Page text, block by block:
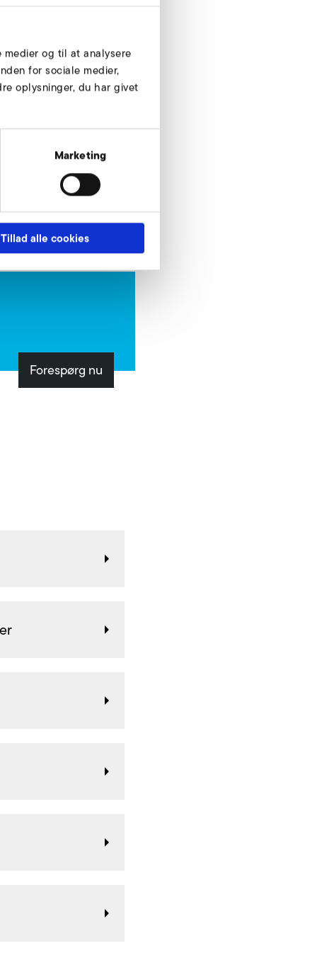
og til at analysere
for sociale medier,
oplysninger, du har givet
Marketing
Tillad alle cookies
Forespørg nu